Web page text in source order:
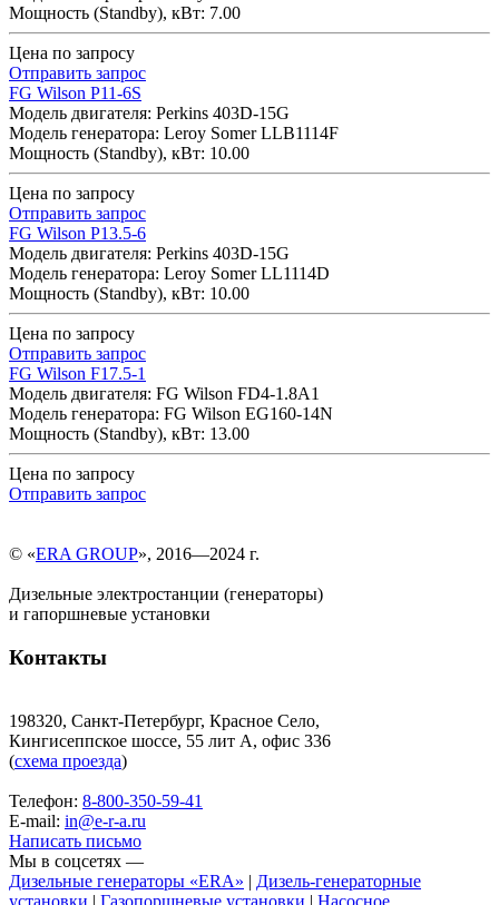
Мощность (Standby), кВт: 7.00
Цена по запросу
Отправить запрос
FG Wilson P11-6S
Модель двигателя: Perkins 403D-15G
Модель генератора: Leroy Somer LLB1114F
Мощность (Standby), кВт: 10.00
Цена по запросу
Отправить запрос
FG Wilson P13.5-6
Модель двигателя: Perkins 403D-15G
Модель генератора: Leroy Somer LL1114D
Мощность (Standby), кВт: 10.00
Цена по запросу
Отправить запрос
FG Wilson F17.5-1
Модель двигателя: FG Wilson FD4-1.8A1
Модель генератора: FG Wilson EG160-14N
Мощность (Standby), кВт: 13.00
Цена по запросу
Отправить запрос
© «ERA GROUP», 2016—2024 г.
Дизельные электростанции (генераторы)
и гапоршневые установки
Контакты
198320, Санкт-Петербург, Красное Село,
Кингисеппское шоссе, 55 лит А, офис 336
(схема проезда)
Телефон: 8-800-350-59-41
E-mail: in@e-r-a.ru
Написать письмо
Мы в соцсетях —
Дизельные генераторы «ERA» | Дизель-генераторные
установки | Газопоршневые установки | Насосное